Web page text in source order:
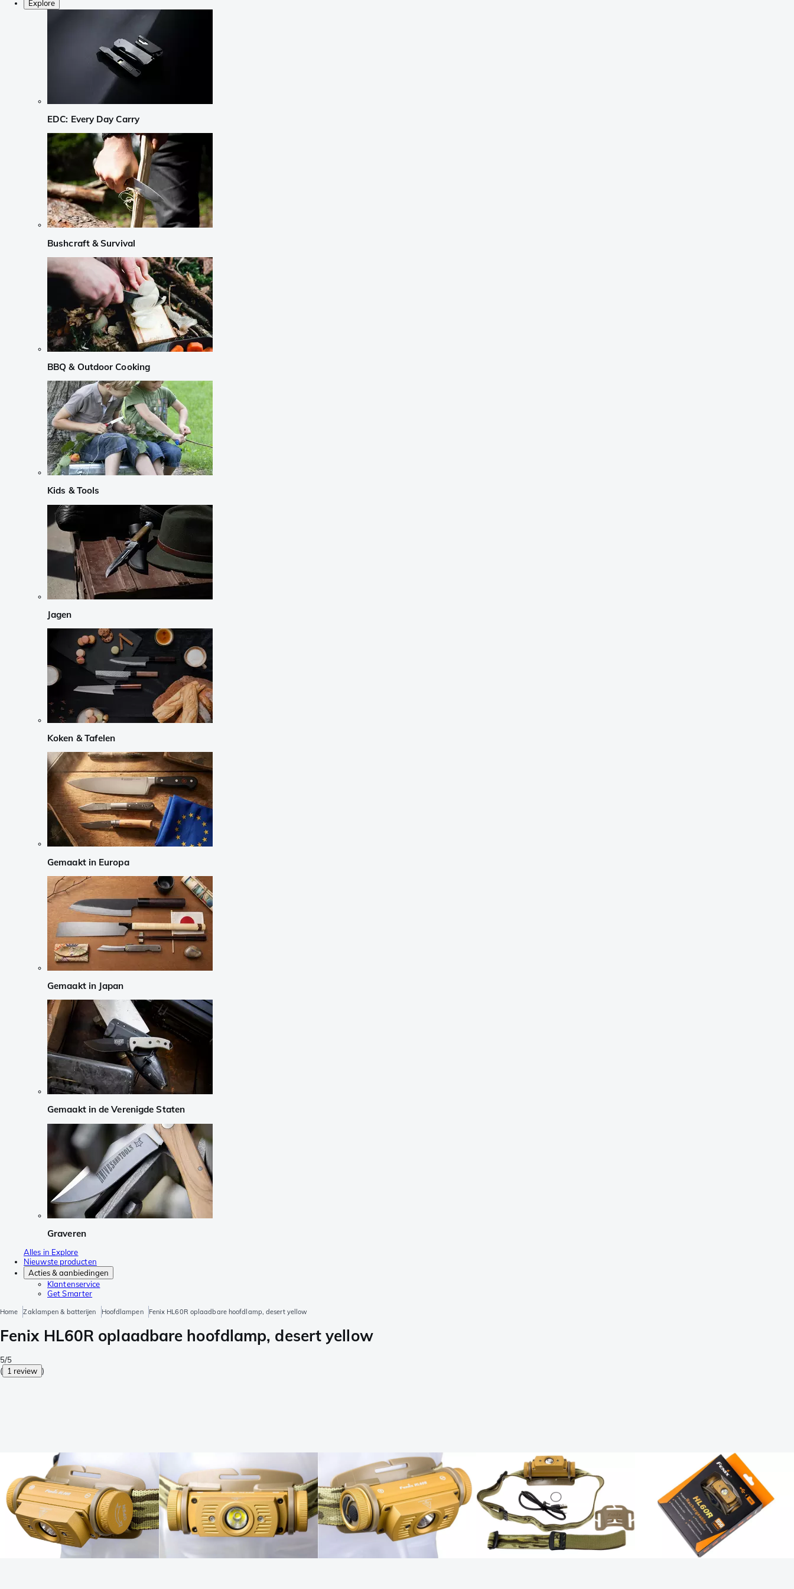
Explore
EDC: Every Day Carry
Bushcraft & Survival
BBQ & Outdoor Cooking
Kids & Tools
Jagen
Koken & Tafelen
Gemaakt in Europa
Gemaakt in Japan
Gemaakt in de Verenigde Staten
Graveren
Alles in Explore
Nieuwste producten
Acties & aanbiedingen
Klantenservice
Get Smarter
Home Zaklampen & batterijen Hoofdlampen Fenix HL60R oplaadbare hoofdlamp, desert yellow
Fenix HL60R oplaadbare hoofdlamp, desert yellow
5/5
( 1 review )